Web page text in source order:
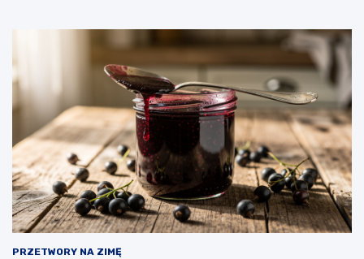
PRZETWORY NA ZIMĘ